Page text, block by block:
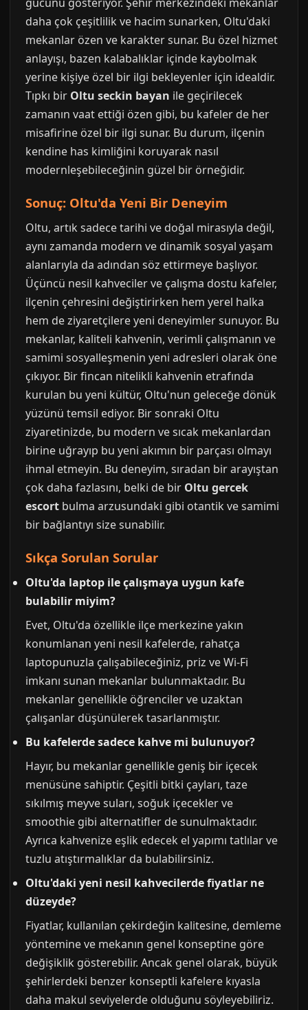
daha çok çeşitlilik ve hacim sunarken, Oltu'daki
mekanlar özen ve karakter sunar. Bu özel hizmet
anlayışı, bazen kalabalıklar içinde kaybolmak
yerine kişiye özel bir ilgi bekleyenler için idealdir.
Tıpkı bir Oltu seckin bayan ile geçirilecek
zamanın vaat ettiği özen gibi, bu kafeler de her
misafirine özel bir ilgi sunar. Bu durum, ilçenin
kendine has kimliğini koruyarak nasıl
modernleşebileceğinin güzel bir örneğidir.
Sonuç: Oltu'da Yeni Bir Deneyim
Oltu, artık sadece tarihi ve doğal mirasıyla değil,
aynı zamanda modern ve dinamik sosyal yaşam
alanlarıyla da adından söz ettirmeye başlıyor.
Üçüncü nesil kahveciler ve çalışma dostu kafeler,
ilçenin çehresini değiştirirken hem yerel halka
hem de ziyaretçilere yeni deneyimler sunuyor. Bu
mekanlar, kaliteli kahvenin, verimli çalışmanın ve
samimi sosyalleşmenin yeni adresleri olarak öne
çıkıyor. Bir fincan nitelikli kahvenin etrafında
kurulan bu yeni kültür, Oltu'nun geleceğe dönük
yüzünü temsil ediyor. Bir sonraki Oltu
ziyaretinizde, bu modern ve sıcak mekanlardan
birine uğrayıp bu yeni akımın bir parçası olmayı
ihmal etmeyin. Bu deneyim, sıradan bir arayıştan
çok daha fazlasını, belki de bir Oltu gercek
escort bulma arzusundaki gibi otantik ve samimi
bir bağlantıyı size sunabilir.
Sıkça Sorulan Sorular
Oltu'da laptop ile çalışmaya uygun kafe
bulabilir miyim?
Evet, Oltu'da özellikle ilçe merkezine yakın
konumlanan yeni nesil kafelerde, rahatça
laptopunuzla çalışabileceğiniz, priz ve Wi-Fi
imkanı sunan mekanlar bulunmaktadır. Bu
mekanlar genellikle öğrenciler ve uzaktan
çalışanlar düşünülerek tasarlanmıştır.
Bu kafelerde sadece kahve mi bulunuyor?
Hayır, bu mekanlar genellikle geniş bir içecek
menüsüne sahiptir. Çeşitli bitki çayları, taze
sıkılmış meyve suları, soğuk içecekler ve
smoothie gibi alternatifler de sunulmaktadır.
Ayrıca kahvenize eşlik edecek el yapımı tatlılar ve
tuzlu atıştırmalıklar da bulabilirsiniz.
Oltu'daki yeni nesil kahvecilerde fiyatlar ne
düzeyde?
Fiyatlar, kullanılan çekirdeğin kalitesine, demleme
yöntemine ve mekanın genel konseptine göre
değişiklik gösterebilir. Ancak genel olarak, büyük
şehirlerdeki benzer konseptli kafelere kıyasla
daha makul seviyelerde olduğunu söyleyebiliriz.